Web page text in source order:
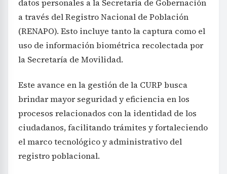
datos personales a la Secretaría de Gobernación
a través del Registro Nacional de Población
(RENAPO). Esto incluye tanto la captura como el
uso de información biométrica recolectada por
la Secretaría de Movilidad.
Este avance en la gestión de la CURP busca
brindar mayor seguridad y eficiencia en los
procesos relacionados con la identidad de los
ciudadanos, facilitando trámites y fortaleciendo
el marco tecnológico y administrativo del
registro poblacional.